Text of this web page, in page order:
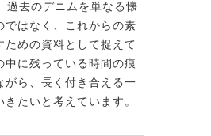
去のデニムを単なる懐
ではなく、これからの素
ための資料として捉えて
中に残っている時間の痕
がら、長く付き合える一
きたいと考えています。